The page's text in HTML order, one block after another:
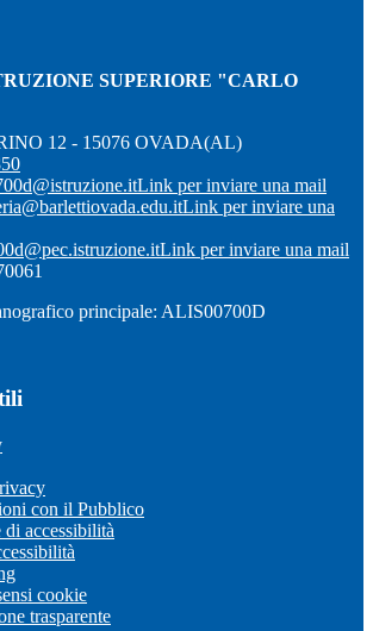
SUPERIORE "CARLO
12 - 15076 OVADA(AL)
Link per inviare una mail
Link per inviare una
Link per inviare una mail
principale: ALIS00700D
con il Pubblico
accessibilità
cookie
trasparente